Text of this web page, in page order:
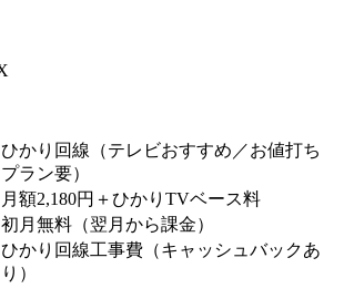
ひかり回線（テレビおすすめ／お値打ち
プラン要）
月額2,180円＋ひかりTVベース料
初月無料（翌月から課金）
ひかり回線工事費（キャッシュバックあ
り）